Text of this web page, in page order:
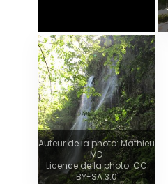
Auteur de la photo: Mathieu
MD
Licence de la photo: CC
BY-SA 3.0